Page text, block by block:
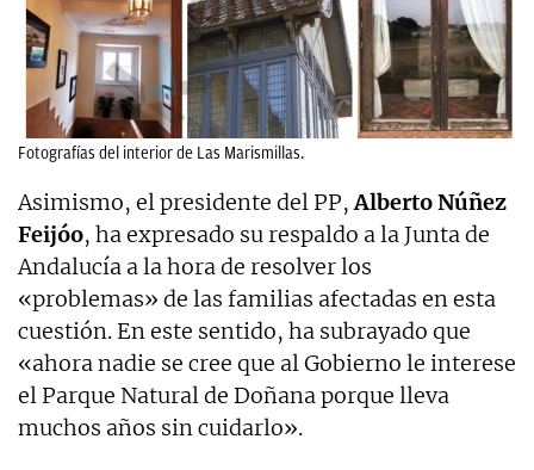
Fotografías del interior de Las Marismillas.
Asimismo, el presidente del PP,Alberto Núñez
Feijóo, ha expresado su respaldo a la Junta de
Andalucía a la hora de resolver los
«problemas» de las familias afectadas en esta
cuestión. En este sentido, ha subrayado que
«ahora nadie se cree que al Gobierno le interese
el Parque Natural de Doñana porque lleva
muchos años sin cuidarlo».